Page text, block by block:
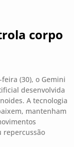
corpo
(30), o Gemini
desenvolvida
A tecnologia
mantenham
repercussão